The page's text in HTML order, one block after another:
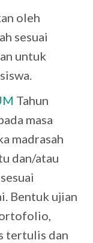
oleh
sesuai
untuk
Tahun
masa
madrasah
dan/atau
Bentuk ujian
tertulis dan